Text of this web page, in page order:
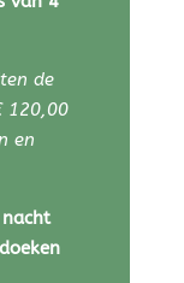
de
120,00
en